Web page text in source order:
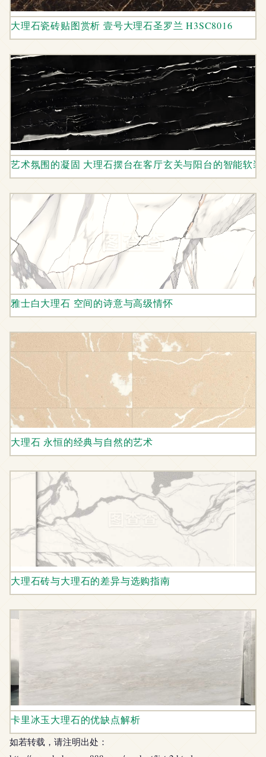
大理石瓷砖贴图赏析 壹号大理石圣罗兰 H3SC8016
艺术氛围的凝固 大理石摆台在客厅玄关与阳台的智能软装
雅士白大理石 空间的诗意与高级情怀
大理石 永恒的经典与自然的艺术
大理石砖与大理石的差异与选购指南
卡里冰玉大理石的优缺点解析
如若转载，请注明出处：